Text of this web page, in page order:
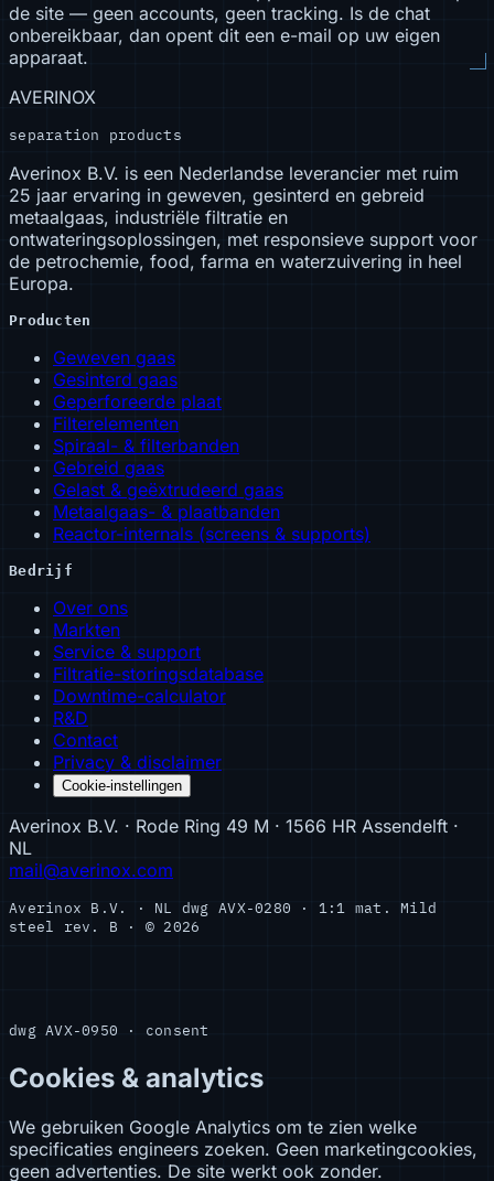
de site — geen accounts, geen tracking. Is de chat
onbereikbaar, dan opent dit een e-mail op uw eigen
apparaat.
AVERINOX
separation products
Averinox B.V. is een Nederlandse leverancier met ruim
25 jaar ervaring in geweven, gesinterd en gebreid
metaalgaas, industriële filtratie en
ontwateringsoplossingen, met responsieve support voor
de petrochemie, food, farma en waterzuivering in heel
Europa.
Producten
Geweven gaas
Gesinterd gaas
Geperforeerde plaat
Filterelementen
Spiraal- & filterbanden
Gebreid gaas
Gelast & geëxtrudeerd gaas
Metaalgaas- & plaatbanden
Reactor-internals (screens & supports)
Bedrijf
Over ons
Markten
Service & support
Filtratie-storingsdatabase
Downtime-calculator
R&D
Contact
Privacy & disclaimer
Cookie-instellingen
Averinox B.V. · Rode Ring 49 M · 1566 HR Assendelft ·
NL
mail@averinox.com
Averinox B.V. · NL dwg AVX-0280 · 1:1 mat. Mild
steel
rev. B · © 2026
dwg AVX-0950 · consent
Cookies & analytics
We gebruiken Google Analytics om te zien welke
specificaties engineers zoeken. Geen marketingcookies,
geen advertenties. De site werkt ook zonder.